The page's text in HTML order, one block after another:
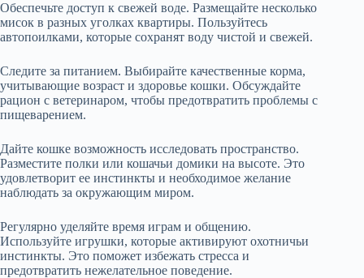
Обеспечьте доступ к свежей воде. Размещайте несколько
мисок в разных уголках квартиры. Пользуйтесь
автопоилками, которые сохранят воду чистой и свежей.
Следите за питанием. Выбирайте качественные корма,
учитывающие возраст и здоровье кошки. Обсуждайте
рацион с ветеринаром, чтобы предотвратить проблемы с
пищеварением.
Дайте кошке возможность исследовать пространство.
Разместите полки или кошачьи домики на высоте. Это
удовлетворит ее инстинкты и необходимое желание
наблюдать за окружающим миром.
Регулярно уделяйте время играм и общению.
Используйте игрушки, которые активируют охотничьи
инстинкты. Это поможет избежать стресса и
предотвратить нежелательное поведение.